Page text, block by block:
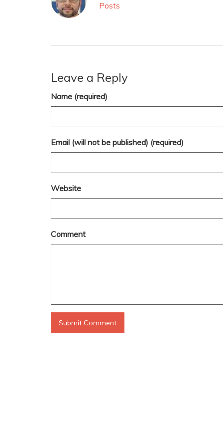
Posts
Leave a Reply
Name (required)
Email (will not be published) (required)
Website
Comment